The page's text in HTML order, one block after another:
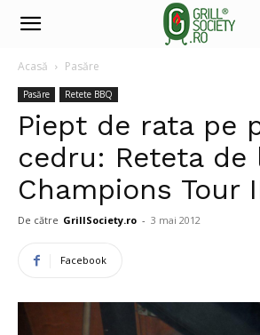
Acasă Pasăre
Pasăre Retete BBQ
Piept de rata pe
cedru: Reteta de
Champions Tour
De către GrillSociety.ro - 3 mai 2012
Facebook